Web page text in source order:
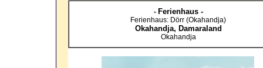
- Ferienhaus -
Ferienhaus: Dörr (Okahandja)
Okahandja, Damaraland
Okahandja